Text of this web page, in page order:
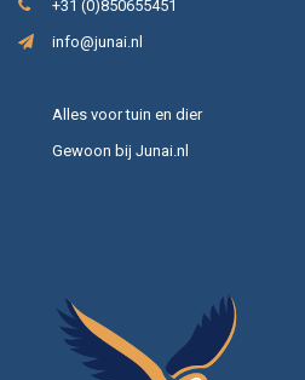
+31 (0)850655451
info@junai.nl
Alles voor tuin en dier
Gewoon bij Junai.nl